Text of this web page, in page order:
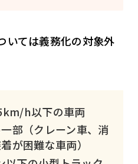
いては義務化の対象外
h以下の車両
部（クレーン車、消
が困難な車両）